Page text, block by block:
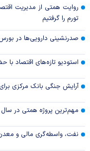
روایت همتی از مدیریت
تورم را گرفتیم
صدرنشینی دارویی‌ها در
استودیو تازه‌های اقتصاد با
آرایش جنگی بانک مرکزی
مهم‌ترین پروژه همتی در سال ۱۴۰۵
نفت، واسطه‌گری مالی و